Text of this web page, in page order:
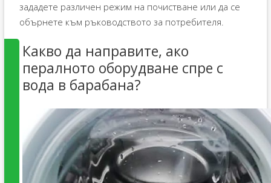
зададете различен режим на почистване или да се
обърнете към ръководството за потребителя.
Какво да направите, ако
пералното оборудване спре с
вода в барабана?